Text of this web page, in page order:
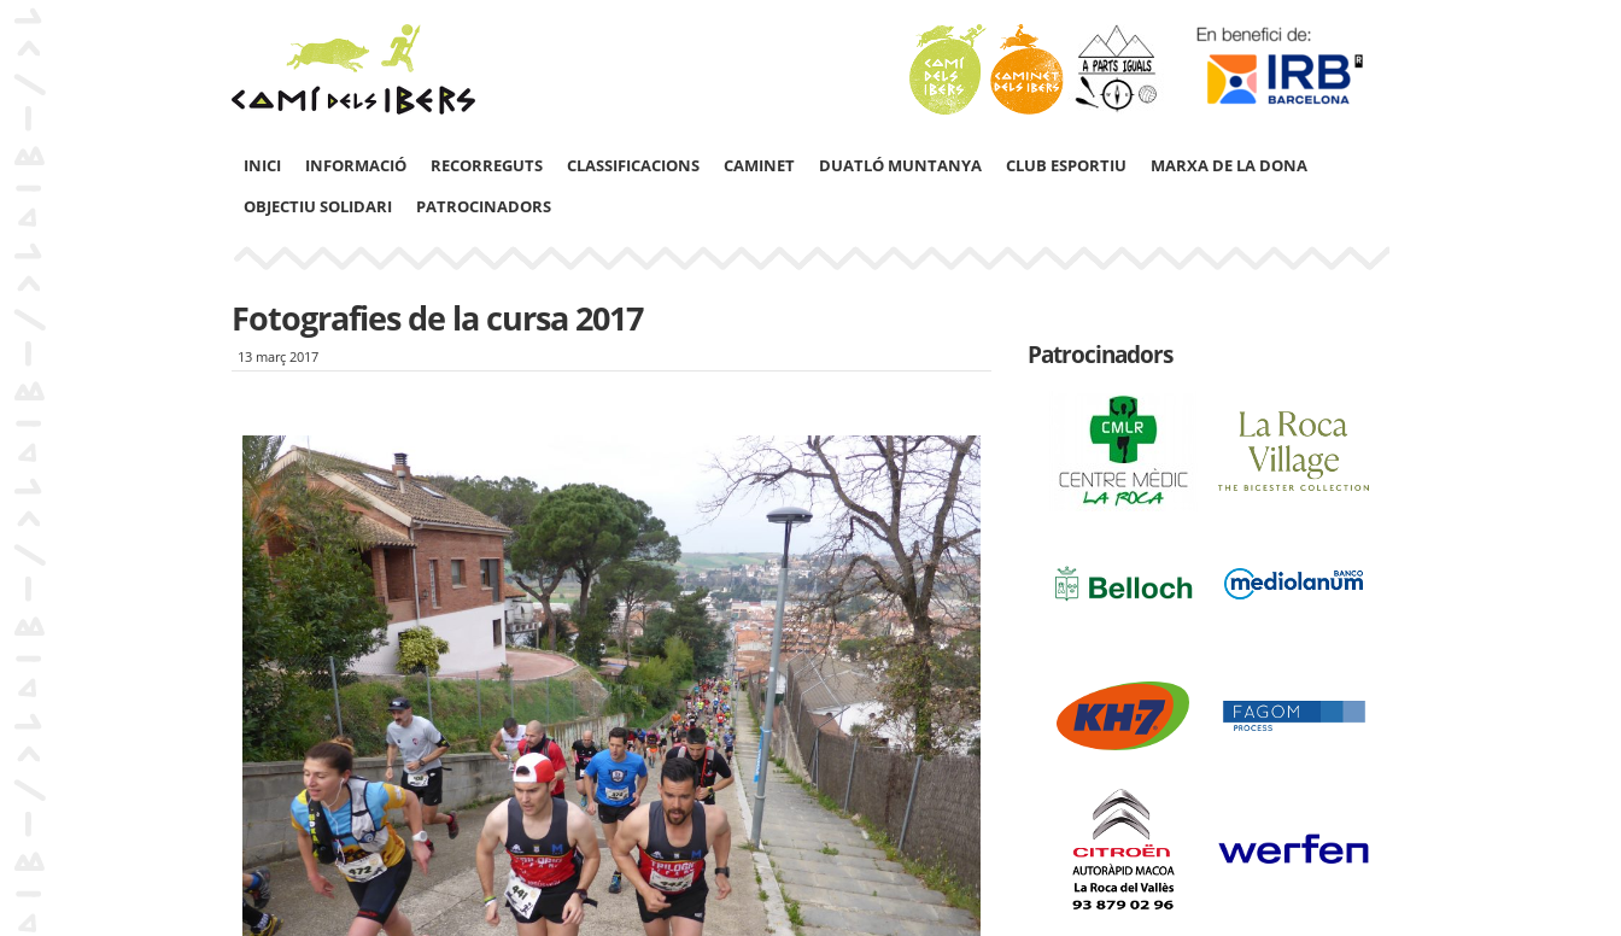
INICI INFORMACIÓ RECORREGUTS CLASSIFICACIONS CAMINET DUATLÓ MUNTANYA CLUB ESPORTIU
MARXA DE LA DONA
OBJECTIU SOLIDARI
PATROCINADORS
Fotografies de la cursa 2017
13 març 2017 Patrocinadors